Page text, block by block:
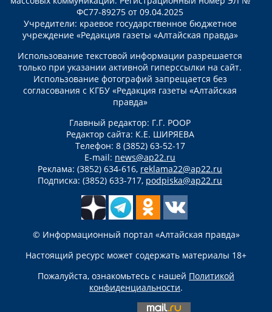
ФС77-89275 от 09.04.2025
Учредители: краевое государственное бюджетное
учреждение «Редакция газеты «Алтайская правда»
Использование текстовой информации разрешается
только при указании активной гиперссылки на сайт.
Использование фотографий запрещается без
согласования с КГБУ «Редакция газеты «Алтайская
правда»
Главный редактор: Г.Г. РООР
Редактор сайта: К.Е. ШИРЯЕВА
Телефон: 8 (3852) 63-52-17
E-mail: news@ap22.ru
Реклама: (3852) 634-616, reklama22@ap22.ru
Подписка: (3852) 633-717, podpiska@ap22.ru
© Информационный портал «Алтайская правда»
Настоящий ресурс может содержать материалы 18+
Пожалуйста, ознакомьтесь с нашей Политикой
конфиденциальности.